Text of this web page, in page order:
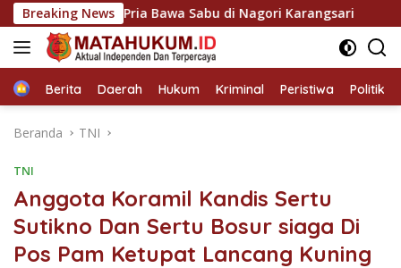
Langsung
ke
konten
Breaking NewsPria Bawa Sabu di Nagori Karangsari
HomeBerita Daerah Hukum Kriminal Peristiwa Politik
Beranda TNI
TNI
Anggota Koramil Kandis Sertu
Sutikno Dan Sertu Bosur siaga Di
Pos Pam Ketupat Lancang Kuning